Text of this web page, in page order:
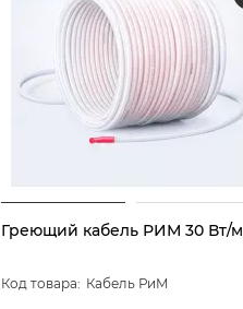
Греющий кабель РИМ 30 Вт/м
Кабель РиМ